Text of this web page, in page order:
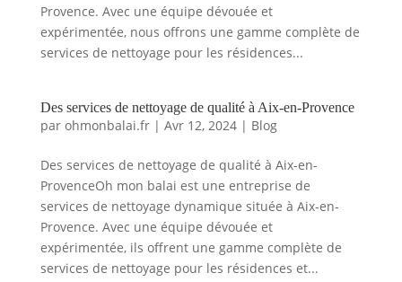
Provence. Avec une équipe dévouée et
expérimentée, nous offrons une gamme complète de
services de nettoyage pour les résidences...
Des services de nettoyage de qualité à Aix-en-Provence
par ohmonbalai.fr| Avr 12, 2024| Blog
Des services de nettoyage de qualité à Aix-en-
ProvenceOh mon balai est une entreprise de
services de nettoyage dynamique située à Aix-en-
Provence. Avec une équipe dévouée et
expérimentée, ils offrent une gamme complète de
services de nettoyage pour les résidences et...